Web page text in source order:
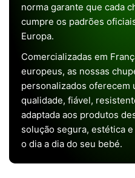
norma garante que cada
cumpre os padrões
Europa.
Comercializadas em
europeus, as nossas
personalizados oferecem
qualidade, fiável,
adaptada aos produtos
solução segura, estética
o dia a dia do seu bebé.